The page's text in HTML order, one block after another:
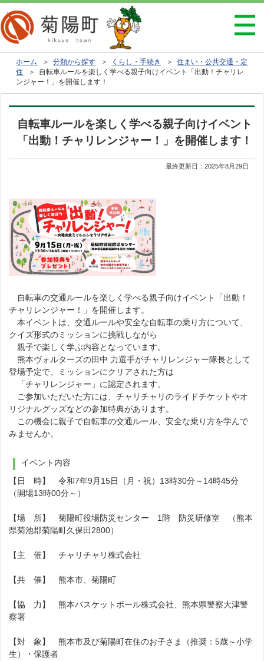
ホーム ＞分類から探す ＞ くらし・手続き ＞住まい・公共交通・定
住 ＞ 自転車ルールを楽しく学べる親子向けイベント「出動！チャリレ
ンジャー！」を開催します！
自転車ルールを楽しく学べる親子向けイベント
「出動！チャリレンジャー！」を開催します！
最終更新日：2025年8月29日
自転車の交通ルールを楽しく学べる親子向けイベント「出動！
チャリレンジャー！」を開催します。
本イベントは、交通ルールや安全な自転車の乗り方について、
クイズ形式のミッションに挑戦しながら
親子で楽しく学ぶ内容となっています。
熊本ヴォルターズの田中 力選手がチャリレンジャー隊長として
登場予定で、ミッションにクリアされた方は
「チャリレンジャー」に認定されます。
ご参加いただいた方には、チャリチャリのライドチケットやオ
リジナルグッズなどの参加特典があります。
この機会に親子で自転車の交通ルール、安全な乗り方を学んで
みませんか。
イベント内容
【日 時】 令和7年9月15日（月・祝）13時30分～14時45分
（開場13時00分～）
【場 所】 菊陽町役場防災センター 1階 防災研修室 （熊本
県菊池郡菊陽町久保田2800）
【主 催】 チャリチャリ株式会社
【共 催】 熊本市、菊陽町
【協 力】 熊本バスケットボール株式会社、熊本県警察大津警
察署
【対 象】 熊本市及び菊陽町在住のお子さま（推奨：5歳～小学
生）・保護者